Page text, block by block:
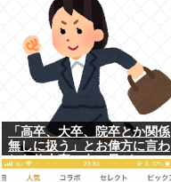
「高卒、大卒、院卒とか関係
無しに扱う」とお偉方に言わ
れた修士卒の女の子が...